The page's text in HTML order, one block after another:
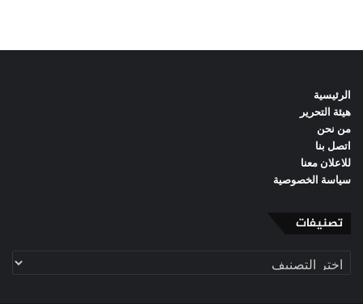
الرئيسية
هيئة التحرير
من نحن
اتصل بنا
للاعلان معنا
سياسة الخصوصية
تصنيفات
تصنيفات